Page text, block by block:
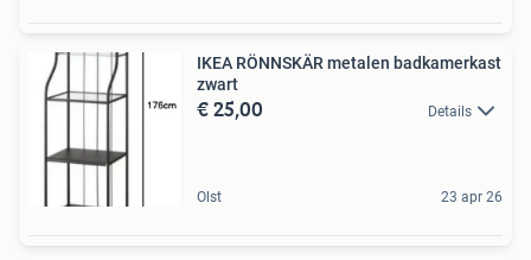
IKEA RÖNNSKÄR metalen badkamerkast
zwart
€ 25,00 Details
Olst 23 apr 26